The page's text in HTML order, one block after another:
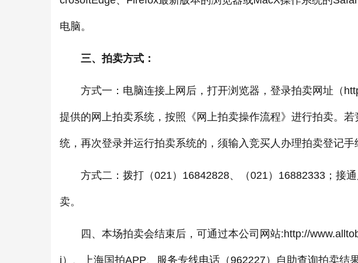
电脑。
三、拍卖方式：
方式一：电脑连接上网后，打开浏览器，登录拍卖网址（
提供的网上拍卖系统，按照《网上拍卖操作流程》进行拍卖。
统，再次登录并运行拍卖系统的，须输入竞买人办理拍卖登记手
方式二：拨打（021）16842828、（021）16882333；接通
卖。
四、本场拍卖会结束后，可通过本公司网站:http://
i）、上海国拍APP、服务专线电话（962227）自助查询拍卖结果